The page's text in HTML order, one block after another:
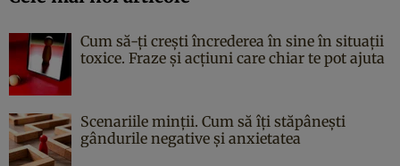
Cum să-ți crești încrederea în sine în situații
toxice. Fraze și acțiuni care chiar te pot ajuta
Scenariile minții. Cum să îți stăpânești
gândurile negative și anxietatea